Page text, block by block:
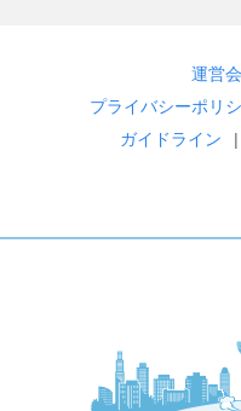
運営
プライバシーポリ
ガイドライン
|